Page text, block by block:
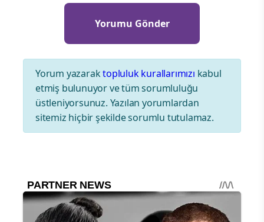
Yorum yazaraktopluluk kurallarımızı kabul
etmiş bulunuyor ve tüm sorumluluğu
üstleniyorsunuz. Yazılan yorumlardan
sitemiz hiçbir şekilde sorumlu tutulamaz.